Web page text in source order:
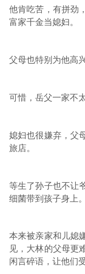
他肯吃苦，有拼劲
富家千金当媳妇。
父母也特别为他高
可惜，岳父一家不
媳妇也很嫌弃，父
旅店。
等生了孙子也不让
细菌带到孩子身上。
本来被亲家和儿媳
见，大林的父母更
闲言碎语，让他们